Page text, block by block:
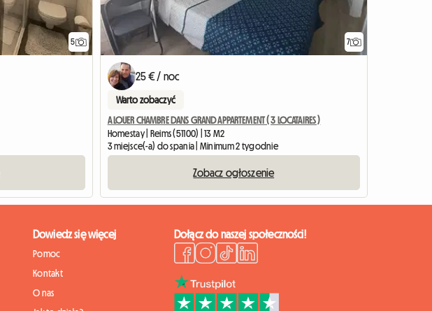
5 7
25 € / noc
Warto zobaczyć
A LOUER CHAMBRE DANS GRAND APPARTEMENT ( 3 LOCATAIRES )
Homestay | Reims (51100) | 13 M2
3 miejsce(-a) do spania | Minimum 2 tygodnie
Zobacz ogłoszenie
Dowiedz się więcej
Pomoc
Kontakt
O nas
Dołącz do naszej społeczności!